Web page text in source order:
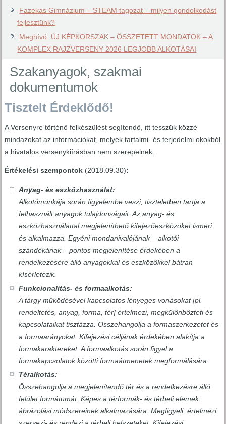
Fazekas Gimnázium – STEAM tagozat – milyen gondolkodást
fejlesztünk?
Meghívó: ÚJ KÉPKORSZAK – ÖSSZETETT MONDATOK – A
KOMPLEX RAJZVERSENY 2026 LEGJOBB ALKOTÁSAI
Szakanyagok, szakmai
dokumentumok
Tisztelt Érdeklődő!
A Versenyre történő felkészülést segítendő, itt tesszük közzé
mindazokat az információkat, melyek tartalmi- és terjedelmi okokból
a hivatalos versenykiírásban nem szerepelnek.
Értékelési szempontok (2018.09.30):
Anyag- és eszközhasználat:
Alkotómunkája során figyelembe veszi, tiszteletben tartja a
felhasznált anyagok tulajdonságait. Az anyag- és
eszközhasználattal megjeleníthető kifejezőeszközöket ismeri
és alkalmazza. Egyéni mondanivalójának – alkotói
szándékának – pontos megjelenítése érdekében a
rendelkezésére álló anyagokkal és eszközökkel bátran
kísérletezik.
Funkcionalitás- és formaalkotás:
A tárgy működésével kapcsolatos lényeges vonásokat [pl.
rendeltetés, anyag, forma, tér] értelmezi, megkülönbözteti és
kapcsolataikat tisztázza. Összehangolja a formaszerkezetet és
a formaarányokat. Kifejezési céljának érdekében alakítja a
formakaraktereket. A formaalkotás során figyel a
formakapcsolatok közötti formaátmenetek megformálására.
Téralkotás:
Összehangolja a megjelenítendő tér és a rendelkezésre álló
felület formátumát. Képes a térformák- és térbeli elemek
ábrázolási módszereinek alkalmazására. Megfigyeli, értelmezi,